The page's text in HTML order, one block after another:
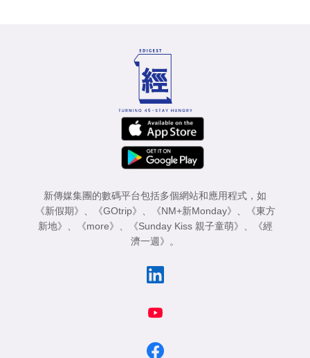
新傳媒集團的數碼平台包括多個網站和應用程式，如
《新假期》
《GOtrip》 《NM+新Monday》
《東方
新地》
《more》 《Sunday Kiss 親子童萌》
《經
濟一週》
。